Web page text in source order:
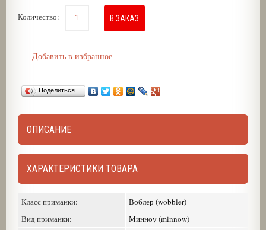
Количество: В ЗАКАЗ
Добавить в избранное
Поделиться…
ОПИСАНИЕ
ХАРАКТЕРИСТИКИ ТОВАРА
Класс приманки:
Воблер (wobbler)
Вид приманки:
Минноу (minnow)